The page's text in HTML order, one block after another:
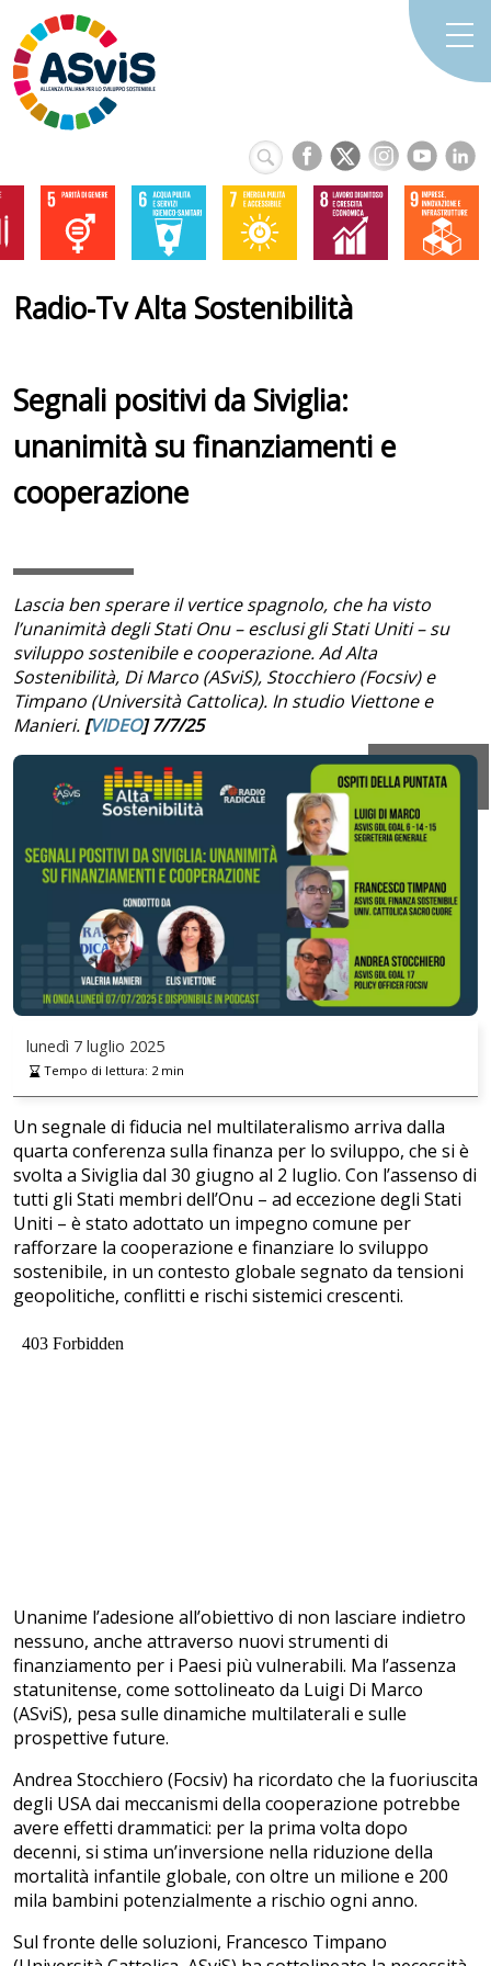
Radio-Tv Alta Sostenibilità
Segnali positivi da Siviglia:
unanimità su finanziamenti e
cooperazione
Lascia ben sperare il vertice spagnolo, che ha visto
l’unanimità degli Stati Onu – esclusi gli Stati Uniti – su
sviluppo sostenibile e cooperazione. Ad Alta
Sostenibilità, Di Marco (ASviS), Stocchiero (Focsiv) e
Timpano (Università Cattolica). In studio Viettone e
Manieri. [VIDEO] 7/7/25
lunedì 7 luglio 2025
Tempo di lettura: 2min
Un segnale di fiducia nel multilateralismo arriva dalla
quarta conferenza sulla finanza per lo sviluppo, che si è
svolta a Siviglia dal 30 giugno al 2 luglio. Con l’assenso di
tutti gli Stati membri dell’Onu – ad eccezione degli Stati
Uniti – è stato adottato un impegno comune per
rafforzare la cooperazione e finanziare lo sviluppo
sostenibile, in un contesto globale segnato da tensioni
geopolitiche, conflitti e rischi sistemici crescenti.
Unanime l’adesione all’obiettivo di non lasciare indietro
nessuno, anche attraverso nuovi strumenti di
finanziamento per i Paesi più vulnerabili. Ma l’assenza
statunitense, come sottolineato da Luigi Di Marco
(ASviS), pesa sulle dinamiche multilaterali e sulle
prospettive future.
Andrea Stocchiero (Focsiv) ha ricordato che la fuoriuscita
degli USA dai meccanismi della cooperazione potrebbe
avere effetti drammatici: per la prima volta dopo
decenni, si stima un’inversione nella riduzione della
mortalità infantile globale, con oltre un milione e 200
mila bambini potenzialmente a rischio ogni anno.
Sul fronte delle soluzioni, Francesco Timpano